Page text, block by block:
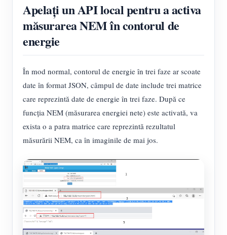
Apelați un API local pentru a activa
măsurarea NEM în contorul de
energie
În mod normal, contorul de energie în trei faze ar scoate
date în format JSON, câmpul de date include trei matrice
care reprezintă date de energie în trei faze. După ce
funcția NEM (măsurarea energiei nete) este activată, va
exista o a patra matrice care reprezintă rezultatul
măsurării NEM, ca în imaginile de mai jos.